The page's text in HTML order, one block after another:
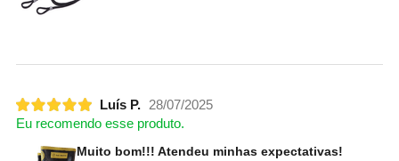
Luís P.
28/07/2025
Eu recomendo esse produto.
Muito bom!!! Atendeu minhas expectativas!